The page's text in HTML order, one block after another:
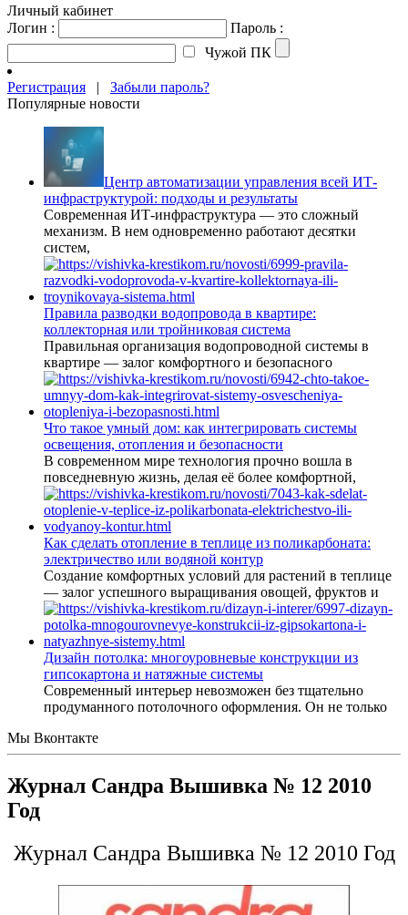
Личный кабинет
Логин :
Пароль :
Чужой ПК
Регистрация | Забыли пароль?
Популярные новости
Центр автоматизации управления всей ИТ-
инфраструктурой: подходы и результаты
Современная ИТ-инфраструктура — это сложный
механизм. В нем одновременно работают десятки
систем,
Правила разводки водопровода в квартире:
коллекторная или тройниковая система
Правильная организация водопроводной системы в
квартире — залог комфортного и безопасного
Что такое умный дом: как интегрировать системы
освещения, отопления и безопасности
В современном мире технология прочно вошла в
повседневную жизнь, делая её более комфортной,
Как сделать отопление в теплице из поликарбоната:
электричество или водяной контур
Создание комфортных условий для растений в теплице
— залог успешного выращивания овощей, фруктов и
Дизайн потолка: многоуровневые конструкции из
гипсокартона и натяжные системы
Современный интерьер невозможен без тщательно
продуманного потолочного оформления. Он не только
Мы Вконтакте
Журнал Сандра Вышивка № 12 2010
Год
Журнал Сандра Вышивка № 12 2010 Год